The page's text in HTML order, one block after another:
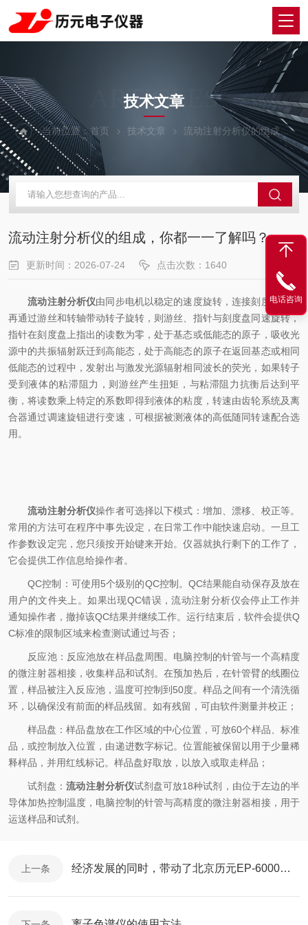
ARTICLES
技术文章
当前位置：首页 技术文章 流动注射分析仪的组成，你都一一了解吗？
流动注射分析仪的组成，你都一一了解吗？
更新时间：2026-07-24 点击次数：1640
流动注射分析仪由同步电机以稳定的速度旋转，连接刻度圆盘，
再通过游丝和转轴带动转子旋转，则游丝、指针与刻度盘同速旋转，
指针在刻度盘上指出的读数为零，处于基态或低能态的原子，吸收光
源中的共振辐射跃迁到高能态，处于高能态的原子在返回基态或相同
低能态的过程中，发射出与激发光源辐射相同波长的荧光，如果转子
受到液体的粘滞阻力，则游丝产生扭矩，与粘滞阻力抗衡后达到平
衡，将读数乘上特定的系数即得到液体的粘度，转速由齿轮系统及离
合器通过调速旋钮进行变速，可根据被测液体的高低随同转速配合选
用。
流动注射分析仪操作者可选择以下模式：增加、漂移、校正等。
常用的方法可在程序中事先设定，在日常工作中能快速启动。一旦工
作参数设定完，您只须按开始键来开始。仪器就执行剩下的工作了，
它会提供工作信息给操作者。
QC控制：可使用5个级别的QC控制。QC结果能自动保存及放在
用户的文件夹上。如果出现QC错误，流动注射分析仪会停止工作并
通知操作者，撤掉该QC结果并继续工作。运行结束后，软件会提供Q
C标准的限制区域来检查测试通过与否；
反应池：反应池放在样品盘周围。电脑控制的针管与一个高精度
的微注射器相接，收集样品和试剂。在预加热后，在针管臂的线圈位
置，样品被注入反应池，温度可控制到50度。样品之间有一个清洗循
环，以确保没有前面的样品残留。如有残留，可由软件测量并校正；
样品盘：样品盘放在工作区域的中心位置，可放60个样品、标准
品，或控制放入位置，由递进数字标记。位置能被保留以用于少量稀
释样品，并用红线标记。样品盘好取放，以放入或取走样品；
试剂盘：流动注射分析仪试剂盘可放18种试剂，由位于左边的半
导体加热控制温度，电脑控制的针管与高精度的微注射器相接，用于
运送样品和试剂。
上一条 经济发展的同时，带动了北京历元EP-6000离子色谱仪的发展
电话咨询